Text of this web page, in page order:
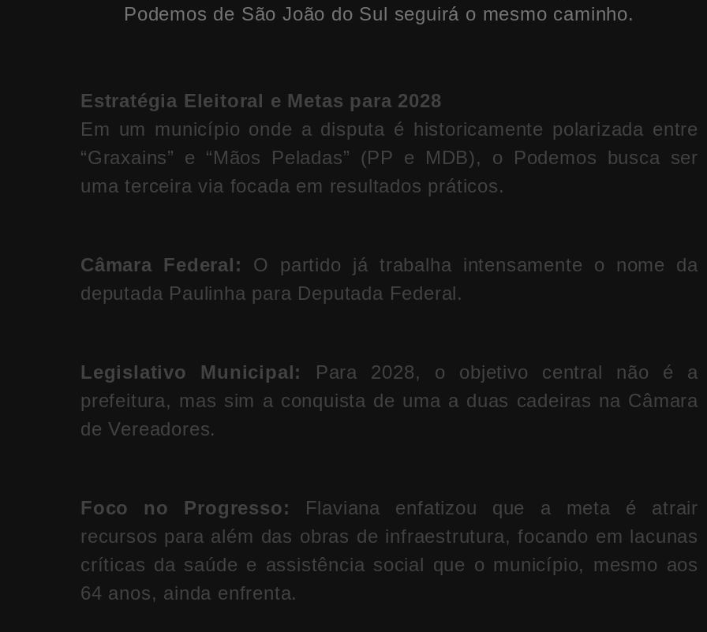
Podemos de São João do Sul seguirá o mesmo caminho.
Estratégia Eleitoral e Metas para 2028
Em um município onde a disputa é historicamente polarizada entre
“Graxains” e “Mãos Peladas” (PP e MDB), o Podemos busca ser
uma terceira via focada em resultados práticos.
Câmara Federal: O partido já trabalha intensamente o nome da
deputada Paulinha para Deputada Federal.
Legislativo Municipal:
Para 2028, o objetivo central não é a
prefeitura, mas sim a conquista de uma a duas cadeiras na Câmara
de Vereadores.
Foco no Progresso: Flaviana enfatizou que a meta é atrair
recursos para além das obras de infraestrutura, focando em lacunas
críticas da saúde e assistência social que o município, mesmo aos
64 anos, ainda enfrenta.